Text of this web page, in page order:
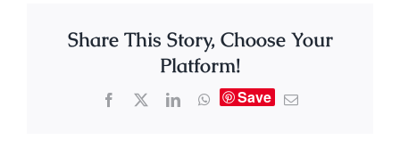
Share This Story, Choose Your
Platform!
Save